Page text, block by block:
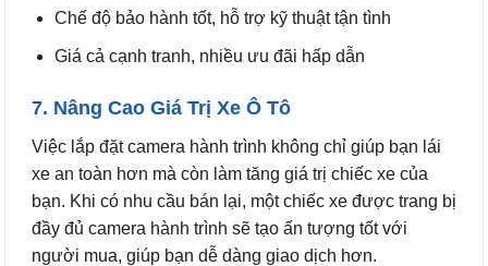
Chế độ bảo hành tốt, hỗ trợ kỹ thuật tận tình
Giá cả cạnh tranh, nhiều ưu đãi hấp dẫn
7. Nâng Cao Giá Trị Xe Ô Tô
Việc lắp đặt camera hành trình không chỉ giúp bạn lái
xe an toàn hơn mà còn làm tăng giá trị chiếc xe của
bạn. Khi có nhu cầu bán lại, một chiếc xe được trang bị
đầy đủ camera hành trình sẽ tạo ấn tượng tốt với
người mua, giúp bạn dễ dàng giao dịch hơn.